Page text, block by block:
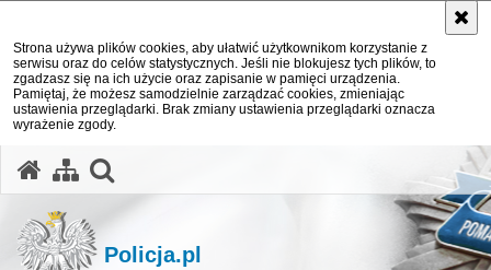
Strona używa plików cookies, aby ułatwić użytkownikom korzystanie z
serwisu oraz do celów statystycznych. Jeśli nie blokujesz tych plików, to
zgadzasz się na ich użycie oraz zapisanie w pamięci urządzenia.
Pamiętaj, że możesz samodzielnie zarządzać cookies, zmieniając
ustawienia przeglądarki. Brak zmiany ustawienia przeglądarki oznacza
wyrażenie zgody.
Policja.pl